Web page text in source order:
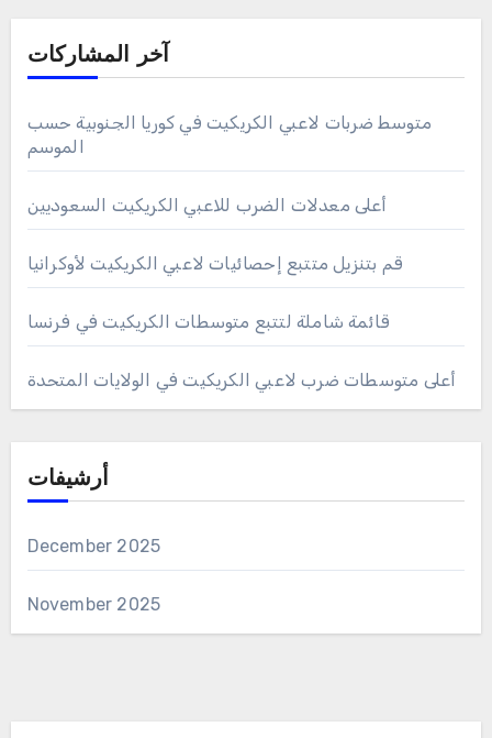
آخر المشاركات
متوسط ضربات لاعبي الكريكيت في كوريا الجنوبية حسب
الموسم
أعلى معدلات الضرب للاعبي الكريكيت السعوديين
قم بتنزيل متتبع إحصائيات لاعبي الكريكيت لأوكرانيا
قائمة شاملة لتتبع متوسطات الكريكيت في فرنسا
أعلى متوسطات ضرب لاعبي الكريكيت في الولايات المتحدة
أرشيفات
December 2025
November 2025